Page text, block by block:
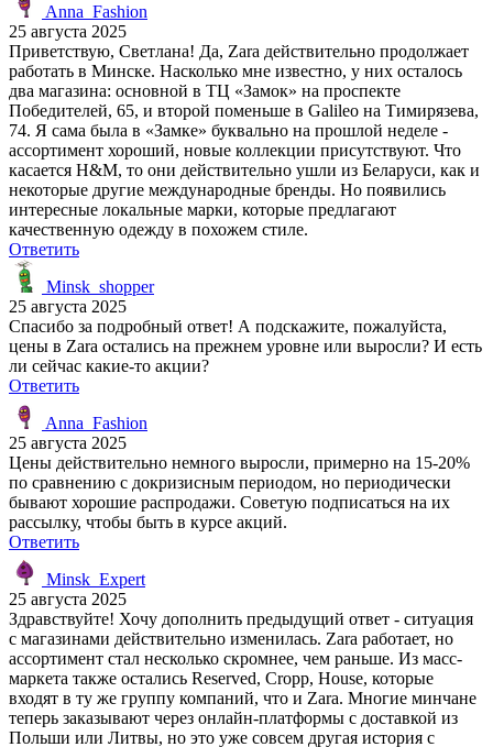
Anna_Fashion
25 августа 2025
Приветствую, Светлана! Да, Zara действительно продолжает
работать в Минске. Насколько мне известно, у них осталось
два магазина: основной в ТЦ «Замок» на проспекте
Победителей, 65, и второй поменьше в Galileo на Тимирязева,
74. Я сама была в «Замке» буквально на прошлой неделе -
ассортимент хороший, новые коллекции присутствуют. Что
касается H&M, то они действительно ушли из Беларуси, как и
некоторые другие международные бренды. Но появились
интересные локальные марки, которые предлагают
качественную одежду в похожем стиле.
Ответить
Minsk_shopper
25 августа 2025
Спасибо за подробный ответ! А подскажите, пожалуйста,
цены в Zara остались на прежнем уровне или выросли? И есть
ли сейчас какие-то акции?
Ответить
Anna_Fashion
25 августа 2025
Цены действительно немного выросли, примерно на 15-20%
по сравнению с докризисным периодом, но периодически
бывают хорошие распродажи. Советую подписаться на их
рассылку, чтобы быть в курсе акций.
Ответить
Minsk_Expert
25 августа 2025
Здравствуйте! Хочу дополнить предыдущий ответ - ситуация
с магазинами действительно изменилась. Zara работает, но
ассортимент стал несколько скромнее, чем раньше. Из масс-
маркета также остались Reserved, Cropp, House, которые
входят в ту же группу компаний, что и Zara. Многие минчане
теперь заказывают через онлайн-платформы с доставкой из
Польши или Литвы, но это уже совсем другая история с